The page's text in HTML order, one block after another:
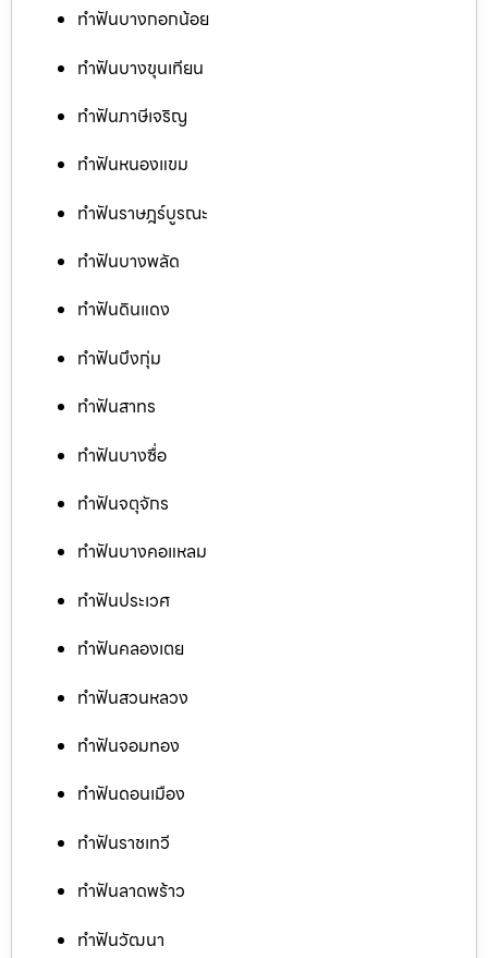
ทำฟันบางกอกน้อย
ทำฟันบางขุนเทียน
ทำฟันภาษีเจริญ
ทำฟันหนองแขม
ทำฟันราษฎร์บูรณะ
ทำฟันบางพลัด
ทำฟันดินแดง
ทำฟันบึงกุ่ม
ทำฟันสาทร
ทำฟันบางซื่อ
ทำฟันจตุจักร
ทำฟันบางคอแหลม
ทำฟันประเวศ
ทำฟันคลองเตย
ทำฟันสวนหลวง
ทำฟันจอมทอง
ทำฟันดอนเมือง
ทำฟันราชเทวี
ทำฟันลาดพร้าว
ทำฟันวัฒนา